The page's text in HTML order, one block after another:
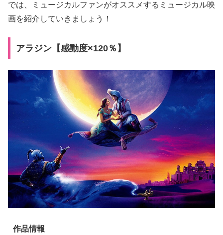
では、ミュージカルファンがオススメするミュージカル映
画を紹介していきましょう！
アラジン【感動度×120％】
作品情報